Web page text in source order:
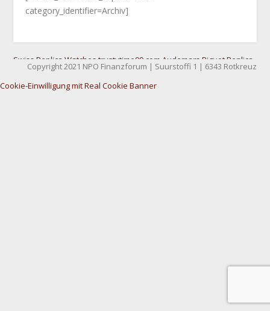
category_identifier=Archiv]
Swiss Replica Watches trustytime99.com Audemars Piguet Replica
Watches
Copyright 2021 NPO Finanzforum | Suurstoffi 1 | 6343 Rotkreuz
Cookie-Einwilligung mit Real Cookie Banner